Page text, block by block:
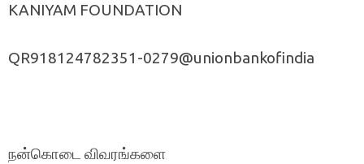
KANIYAM FOUNDATION
QR918124782351-0279@unionbankofindia
நன்கொடை விவரங்களை